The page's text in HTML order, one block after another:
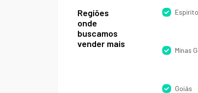
Regiões
onde
buscamos
vender mais
Minas
Goiás